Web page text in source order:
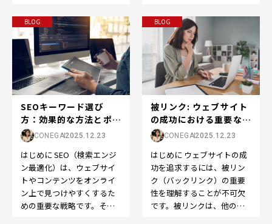
は「SEO順位」の重要性
と…
BLOG
SEOキーワード選び
方：効果的な方法とポイ
ントCONEGA2025.12.23
はじめに SEO（検索エンジ
ン最適化）は、ウェブサイ
トやコンテンツをオンライ
ン上で見つけやすくするた
めの重要な戦略です。その
BLOG
被リンク: ウェブサイト
の成功における重要な役
割 CONEGA2025.12.23
はじめに ウェブサイトの成
功を追求するには、被リン
ク（バックリンク）の重要
性を理解することが不可欠
です。被リンクは、他のウ